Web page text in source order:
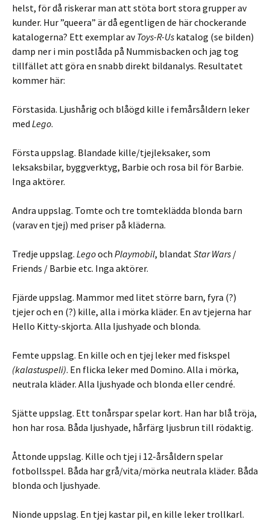
helst, för då riskerar man att stöta bort stora grupper av
kunder. Hur ”queera” är då egentligen de här chockerande
katalogerna? Ett exemplar avToys-R-Us katalog (se bilden)
damp ner i min postlåda på Nummisbacken och jag tog
tillfället att göra en snabb direkt bildanalys. Resultatet
kommer här:
Förstasida. Ljushårig och blåögd kille i femårsåldern leker
med Lego.
Första uppslag. Blandade kille/tjejleksaker, som
leksaksbilar, byggverktyg, Barbie och rosa bil för Barbie.
Inga aktörer.
Andra uppslag. Tomte och tre tomteklädda blonda barn
(varav en tjej) med priser på kläderna.
Tredje uppslag. Legooch Playmobil, blandatStar Wars /
Friends / Barbie etc. Inga aktörer.
Fjärde uppslag. Mammor med litet större barn, fyra (?)
tjejer och en (?) kille, alla i mörka kläder. En av tjejerna har
Hello Kitty-skjorta. Alla ljushyade och blonda.
Femte uppslag. En kille och en tjej leker med fiskspel
(kalastuspeli). En flicka leker med Domino. Alla i mörka,
neutrala kläder. Alla ljushyade och blonda eller cendré.
Sjätte uppslag. Ett tonårspar spelar kort. Han har blå tröja,
hon har rosa. Båda ljushyade, hårfärg ljusbrun till rödaktig.
Åttonde uppslag. Kille och tjej i 12-årsåldern spelar
fotbollsspel. Båda har grå/vita/mörka neutrala kläder. Båda
blonda och ljushyade.
Nionde uppslag. En tjej kastar pil, en kille leker trollkarl.